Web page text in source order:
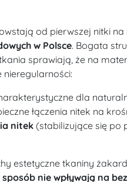
od pierwszej nitki na
w Polsce. Bogata
sprawiają, że na
dla
łączenia nitek na
nitek (stabilizujące się po
estetyczne tkaniny
nie wpływają na